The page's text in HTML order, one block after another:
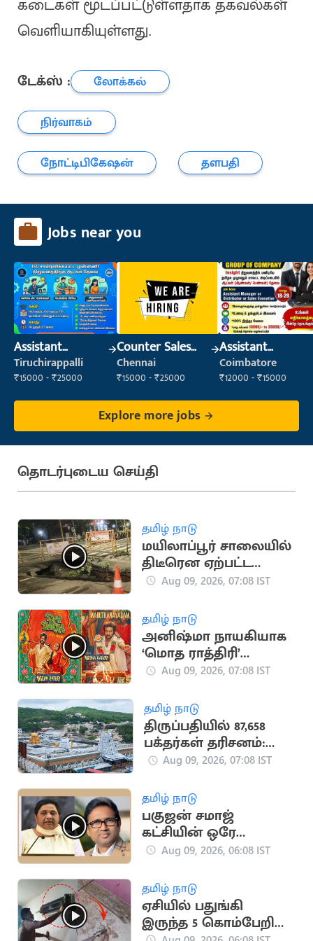
கடைகள் மூடப்பட்டுள்ளதாக தகவல்கள்
வெளியாகியுள்ளது.
டேக்ஸ் :
லோக்கல்
நிர்வாகம்
நோட்டிபிகேஷன்
தளபதி
Jobs near you
Assistant
Manager
Tiruchirappalli
₹15000 - ₹25000
Counter Sales
Executive (Retail
Sales)
Chennai
₹15000 - ₹25000
Assistant
Manager
Coimbatore
₹12000 - ₹15000
Explore more jobs
தொடர்புடைய செய்தி
தமிழ் நாடு
மயிலாப்பூர் சாலையில்
திடீரென ஏற்பட்ட
பள்ளத்தால் வாகன
Aug 09, 2026, 07:08 IST
தமிழ் நாடு
அனிஷ்மா நாயகியாக
‘மொத ராத்திரி’
ஆகஸ்ட் 21ல் வெளியீடு
Aug 09, 2026, 07:08 IST
தமிழ் நாடு
திருப்பதியில் 87,658
பக்தர்கள் தரிசனம்:
ரூ.4.13 கோடி உண்டியல்
Aug 09, 2026, 07:08 IST
தமிழ் நாடு
பகுஜன் சமாஜ்
கட்சியின் ஒரே
எம்எல்ஏ காலமானார்
Aug 09, 2026, 06:08 IST
தமிழ் நாடு
ஏசியில் பதுங்கி
இருந்த 5 கொம்பேறி